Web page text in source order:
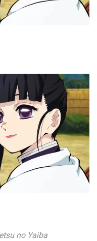
no Yaiba